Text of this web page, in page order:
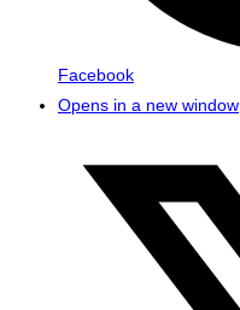
Facebook
Opens in a new window